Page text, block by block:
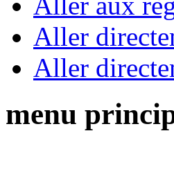
Aller
Aller
menu